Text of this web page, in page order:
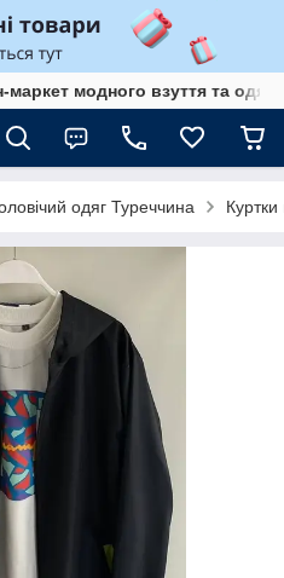
маркет модного взуття та
одяг Туреччина